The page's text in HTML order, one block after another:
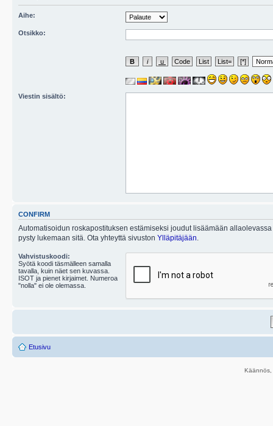
Aihe:
Otsikko:
Viestin sisältö:
CONFIRM
Automatisoidun roskapostituksen estämiseksi joudut lisäämään
pysty lukemaan sitä. Ota yhteyttä sivuston Ylläpitäjään
Vahvistuskoodi:
Syötä koodi täsmälleen samalla
tavalla, kuin näet sen kuvassa.
ISOT ja pienet kirjaimet. Numeroa
"nolla" ei ole olemassa.
Etusivu